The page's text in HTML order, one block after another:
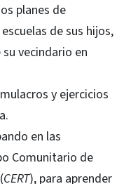
planes de
de sus hijos,
vecindario en
y ejercicios
en las
Comunitario de
CERT), para aprender